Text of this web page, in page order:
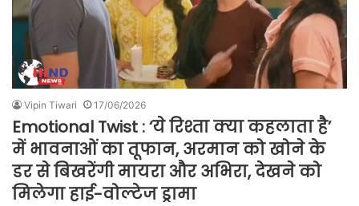
Vipin Tiwari 17/06/2026
Emotional Twist : ‘ये रिश्ता क्या कहलाता है’
में भावनाओं का तूफान, अरमान को खोने के
डर से बिखरेंगी मायरा और अभिरा, देखने को
मिलेगा हाई-वोल्टेज ड्रामा